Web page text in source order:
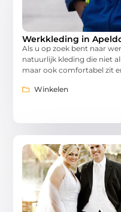
Werkkleding in
Als u op zoek bent naar
natuurlijk kleding die niet
maar ook comfortabel zit
Winkelen